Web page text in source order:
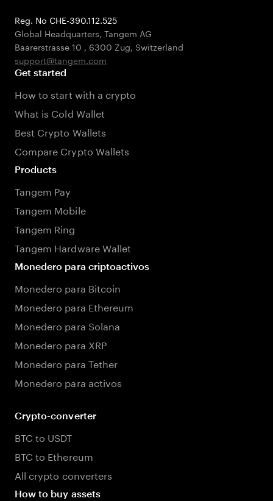
Reg. No CHE-390.112.525
Global Headquarters, Tangem AG
Baarerstrasse 10 , 6300 Zug, Switzerland
support@tangem.com
Get started
How to start with a crypto
What is Cold Wallet
Best Crypto Wallets
Compare Crypto Wallets
Products
Tangem Pay
Tangem Mobile
Tangem Ring
Tangem Hardware Wallet
Monedero para criptoactivos
Monedero para Bitcoin
Monedero para Ethereum
Monedero para Solana
Monedero para XRP
Monedero para Tether
Monedero para activos
Crypto-converter
BTC to USDT
BTC to Ethereum
All crypto converters
How to buy assets